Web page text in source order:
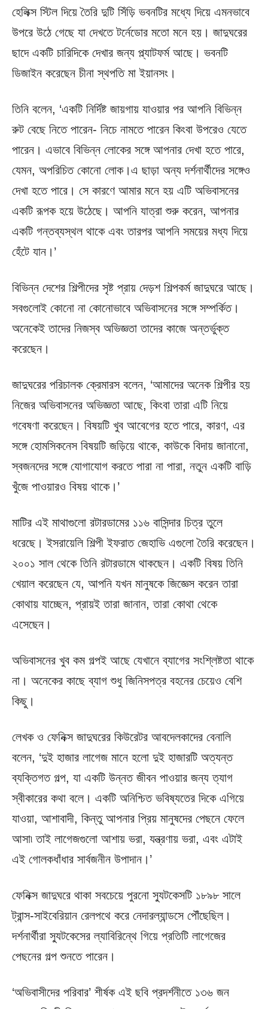
হেলিক্স স্টিল দিয়ে তৈরি দুটি সিঁড়ি ভবনটির মধ্যে দিয়ে এমনভাবে
উপরে উঠে গেছে যা দেখতে টর্নেডোর মতো মনে হয়। জাদুঘরের
ছাদে একটি চারিদিকে দেখার জন্য প্ল্যাটফর্ম আছে। ভবনটি
ডিজাইন করেছেন চীনা স্থপতি মা ইয়ানসং।
তিনি বলেন, ‘একটি নির্দিষ্ট জায়গায় যাওয়ার পর আপনি বিভিন্ন
রুট বেছে নিতে পারেন- নিচে নামতে পারেন কিংবা উপরেও যেতে
পারেন। এভাবে বিভিন্ন লোকের সঙ্গে আপনার দেখা হতে পারে,
যেমন, অপরিচিত কোনো লোক।এ ছাড়া অন্য দর্শনার্থীদের সঙ্গেও
দেখা হতে পারে। সে কারণে আমার মনে হয় এটি অভিবাসনের
একটি রূপক হয়ে উঠেছে। আপনি যাত্রা শুরু করেন, আপনার
একটি গন্তব্যস্থল থাকে এবং তারপর আপনি সময়ের মধ্য দিয়ে
হেঁটে যান।’
বিভিন্ন দেশের শিল্পীদের সৃষ্ট প্রায় দেড়শ শিল্পকর্ম জাদুঘরে আছে।
সবগুলোই কোনো না কোনোভাবে অভিবাসনের সঙ্গে সম্পর্কিত।
অনেকেই তাদের নিজস্ব অভিজ্ঞতা তাদের কাজে অন্তর্ভুক্ত
করেছেন।
জাদুঘরের পরিচালক ক্রেমারস বলেন, ‘আমাদের অনেক শিল্পীর হয়
নিজের অভিবাসনের অভিজ্ঞতা আছে, কিংবা তারা এটি নিয়ে
গবেষণা করেছেন। বিষয়টি খুব আবেগের হতে পারে, কারণ, এর
সঙ্গে হোমসিকনেস বিষয়টি জড়িয়ে থাকে, কাউকে বিদায় জানানো,
স্বজনদের সঙ্গে যোগাযোগ করতে পারা না পারা, নতুন একটি বাড়ি
খুঁজে পাওয়ারও বিষয় থাকে।’
মাটির এই মাথাগুলো রটারডামের ১১৬ বাসিন্দার চিত্র তুলে
ধরেছে। ইসরায়েলি শিল্পী ইফরাত জেহাভি এগুলো তৈরি করেছেন।
২০০১ সাল থেকে তিনি রটারডামে থাকছেন। একটি বিষয় তিনি
খেয়াল করেছেন যে, আপনি যখন মানুষকে জিজ্ঞেস করেন তারা
কোথায় যাচ্ছেন, প্রায়ই তারা জানান, তারা কোথা থেকে
এসেছেন।
অভিবাসনের খুব কম গল্পই আছে যেখানে ব্যাগের সংশ্লিষ্টতা থাকে
না। অনেকের কাছে ব্যাগ শুধু জিনিসপত্র বহনের চেয়েও বেশি
কিছু।
লেখক ও ফেনিক্স জাদুঘরের কিউরেটর আবদেলকাদের বেনালি
বলেন, ‘দুই হাজার লাগেজ মানে হলো দুই হাজারটি অত্যন্ত
ব্যক্তিগত গল্প, যা একটি উন্নত জীবন পাওয়ার জন্য ত্যাগ
স্বীকারের কথা বলে। একটি অনিশ্চিত ভবিষ্যতের দিকে এগিয়ে
যাওয়া, আশাবাদী, কিন্তু আপনার প্রিয় মানুষদের পেছনে ফেলে
আসা৷ তাই লাগেজগুলো আশায় ভরা, যন্ত্রণায় ভরা, এবং এটাই
এই গোলকধাঁধার সার্বজনীন উপাদান।’
ফেনিক্স জাদুঘরে থাকা সবচেয়ে পুরনো স্যুটকেসটি ১৮৯৮ সালে
ট্রান্স-সাইবেরিয়ান রেলপথে করে নেদারল্যান্ডসে পৌঁছেছিল।
দর্শনার্থীরা স্যুটকেসের ল্যাবিরিন্থে গিয়ে প্রতিটি লাগেজের
পেছনের গল্প শুনতে পারেন।
‘অভিবাসীদের পরিবার’ শীর্ষক এই ছবি প্রদর্শনীতে ১৩৬ জন